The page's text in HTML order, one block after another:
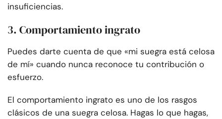
insuficiencias.
3. Comportamiento ingrato
Puedes darte cuenta de que «mi suegra está celosa
de mí» cuando nunca reconoce tu contribución o
esfuerzo.
El comportamiento ingrato es uno de los rasgos
clásicos de una suegra celosa. Hagas lo que hagas,